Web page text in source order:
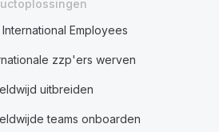
Employees
zzp'ers werven
uitbreiden
teams onboarden